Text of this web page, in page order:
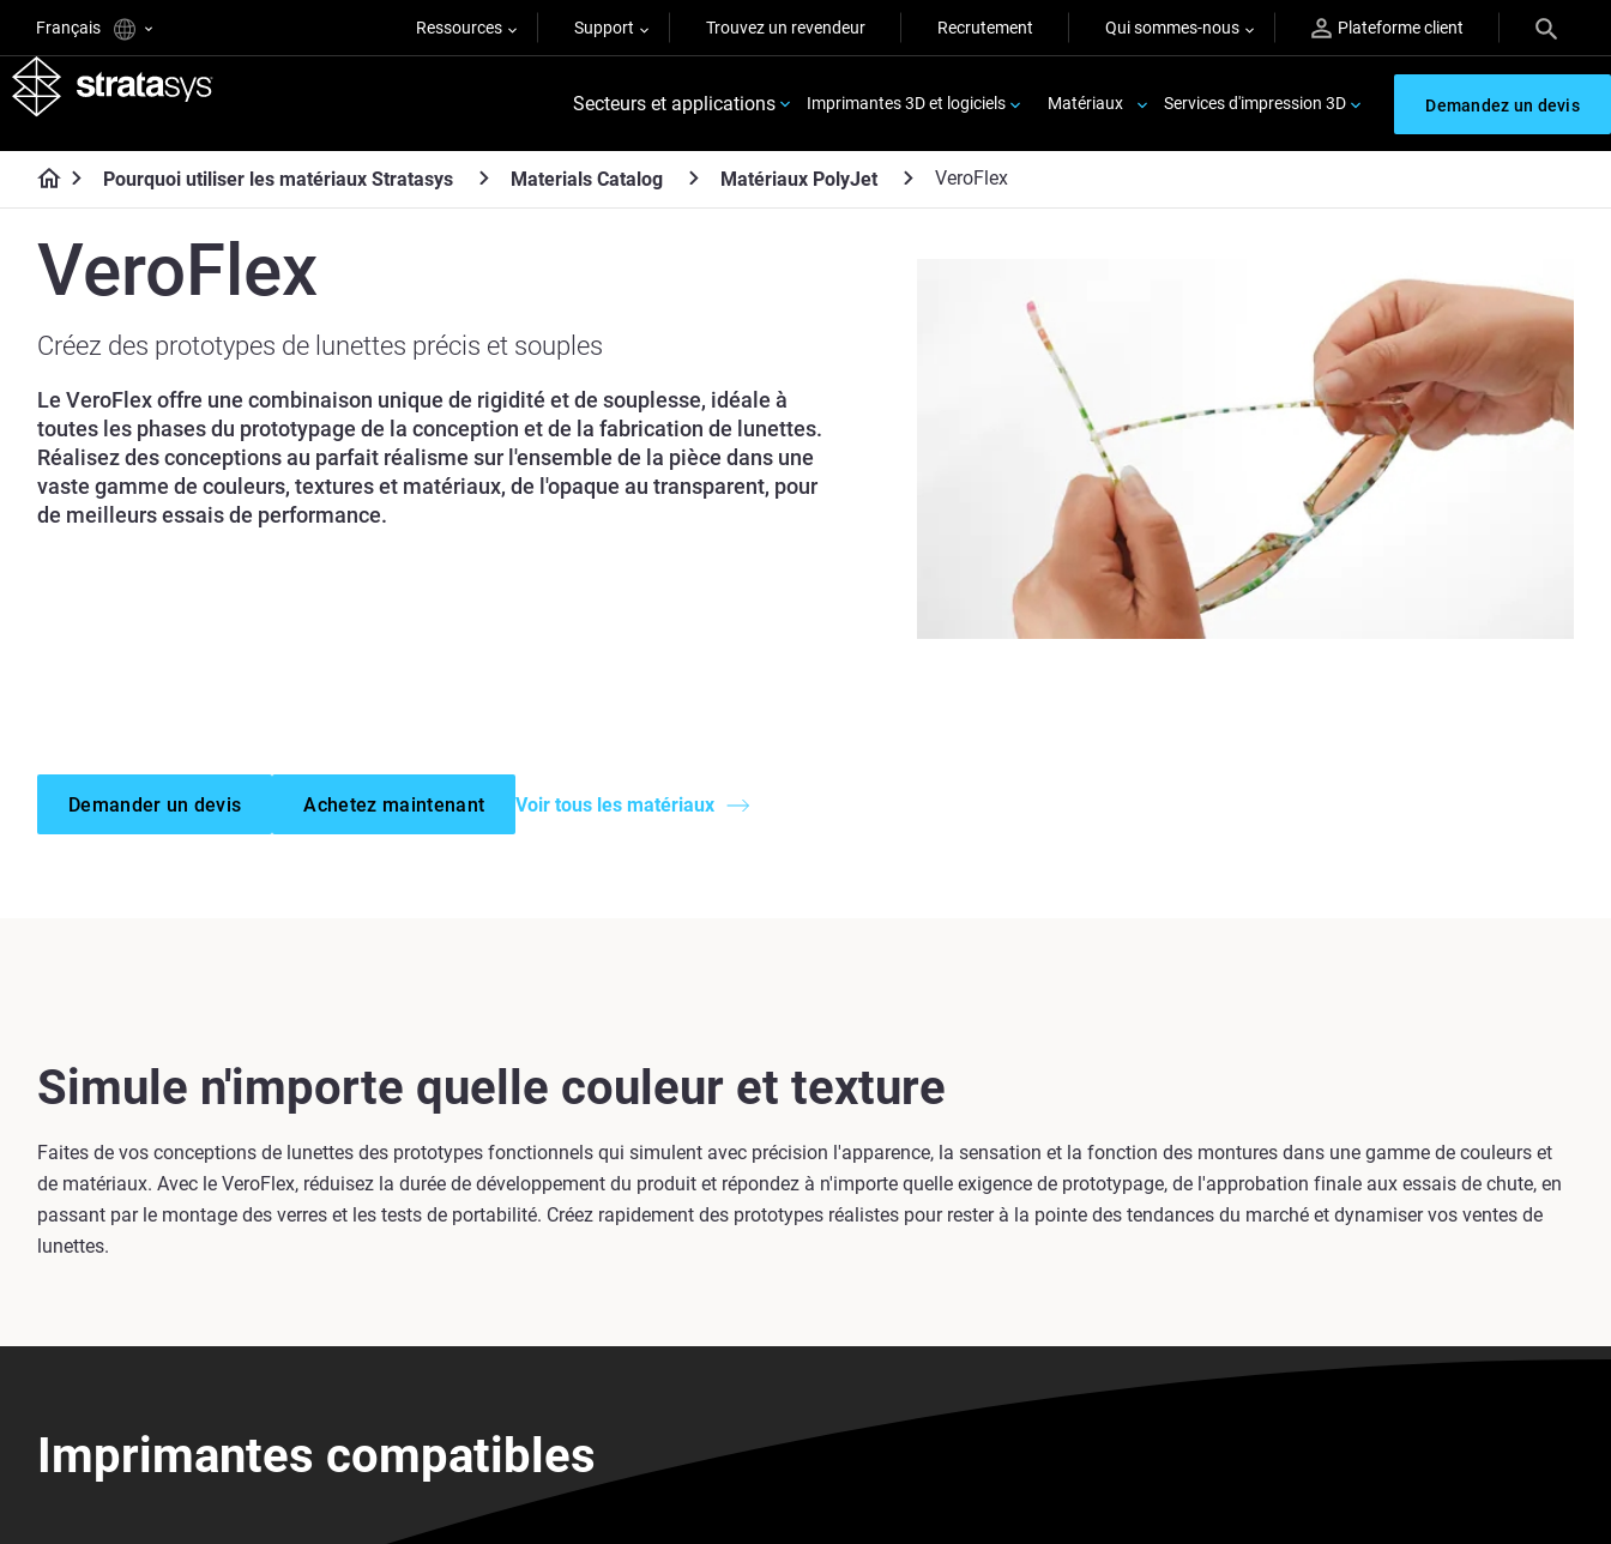
Français Ressources Support Trouvez un revendeur Recrutement Qui sommes-nous Plateforme client
Secteurs et applications Imprimantes 3D et logiciels Matériaux Services d'impression 3D Demandez un devis
Pourquoi utiliser les matériaux Stratasys Materials Catalog Matériaux PolyJet VeroFlex
VeroFlex
Créez des prototypes de lunettes précis et souples
Le VeroFlex offre une combinaison unique de rigidité et de souplesse, idéale à
toutes les phases du prototypage de la conception et de la fabrication de lunettes.
Réalisez des conceptions au parfait réalisme sur l'ensemble de la pièce dans une
vaste gamme de couleurs, textures et matériaux, de l'opaque au transparent, pour
de meilleurs essais de performance.
Demander un devis Achetez maintenant Voir tous les matériaux
Simule n'importe quelle couleur et texture
Faites de vos conceptions de lunettes des prototypes fonctionnels qui simulent avec précision l'apparence, la sensation et la fonction des montures dans une gamme de couleurs et
de matériaux. Avec le VeroFlex, réduisez la durée de développement du produit et répondez à n'importe quelle exigence de prototypage, de l'approbation finale aux essais de chute, en
passant par le montage des verres et les tests de portabilité. Créez rapidement des prototypes réalistes pour rester à la pointe des tendances du marché et dynamiser vos ventes de
lunettes.
Imprimantes compatibles